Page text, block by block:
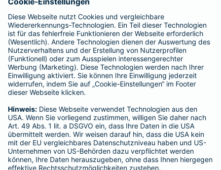
Barmenia ist Teil der BarmeniaGothaer
BELIEBTE SEITEN
Kranken-Zusatzversicherung
Tierversicherungen
Haftpflichtversicherung
Hausratversicherung
Adresse ändern
Schaden melden
Kilometerstandsmeldung
Serviceübersicht